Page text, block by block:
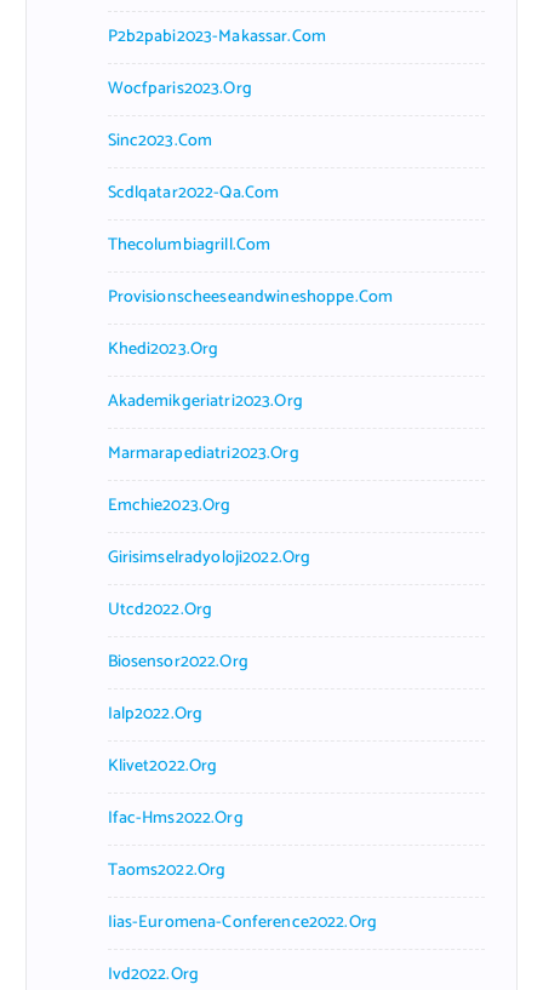
P2b2pabi2023-Makassar.com
Wocfparis2023.org
Sinc2023.com
Scdlqatar2022-Qa.com
Thecolumbiagrill.com
Provisionscheeseandwineshoppe.com
Khedi2023.org
Akademikgeriatri2023.org
Marmarapediatri2023.org
Emchie2023.org
Girisimselradyoloji2022.org
Utcd2022.org
Biosensor2022.org
Ialp2022.org
Klivet2022.org
Ifac-Hms2022.org
Taoms2022.org
Iias-Euromena-Conference2022.org
Ivd2022.org